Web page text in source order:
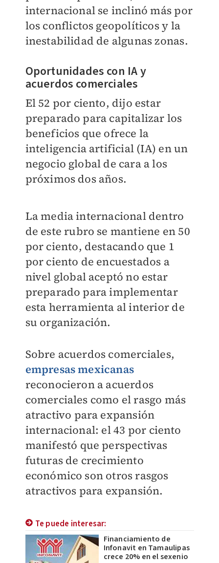
internacional se inclinó más por
los conflictos geopolíticos y la
inestabilidad de algunas zonas.
Oportunidades con IA y
acuerdos comerciales
El 52 por ciento, dijo estar
preparado para capitalizar los
beneficios que ofrece la
inteligencia artificial (IA) en un
negocio global de cara a los
próximos dos años.
La media internacional dentro
de este rubro se mantiene en 50
por ciento, destacando que 1
por ciento de encuestados a
nivel global aceptó no estar
preparado para implementar
esta herramienta al interior de
su organización.
Sobre acuerdos comerciales,
empresas mexicanas
reconocieron a acuerdos
comerciales como el rasgo más
atractivo para expansión
internacional: el 43 por ciento
manifestó que perspectivas
futuras de crecimiento
económico son otros rasgos
atractivos para expansión.
Te puede interesar:
Financiamiento de
Infonavit en Tamaulipas
crece 20% en el sexenio